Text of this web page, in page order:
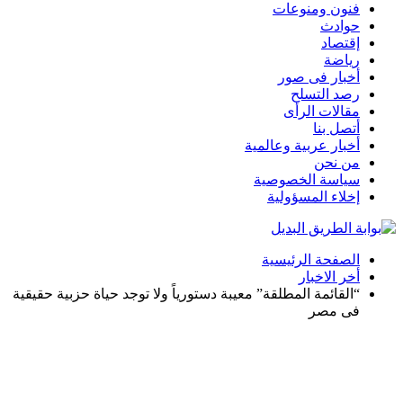
فنون ومنوعات
حوادث
إقتصاد
رياضة
أخبار فى صور
رصد التسلح
مقالات الرأى
أتصل بنا
أخبار عربية وعالمية
من نحن
سياسة الخصوصية
إخلاء المسؤولية
الصفحة الرئيسية
أخر الاخبار
“القائمة المطلقة” معيبة دستورياً ولا توجد حياة حزبية حقيقية
فى مصر